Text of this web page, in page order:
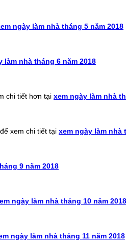
ngày làm nhà tháng 5 năm 2018
làm nhà tháng 6 năm 2018
chi tiết hơn tại xem ngày làm nhà
xem chi tiết tại xem ngày làm nhà
9 năm 2018
ngày làm nhà tháng 10 năm 2018
ngày làm nhà tháng 11 năm 2018